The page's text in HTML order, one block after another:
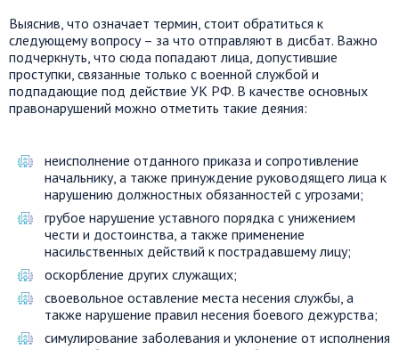
Выяснив, что означает термин, стоит обратиться к
следующему вопросу – за что отправляют в дисбат. Важно
подчеркнуть, что сюда попадают лица, допустившие
проступки, связанные только с военной службой и
подпадающие под действие УК РФ. В качестве основных
правонарушений можно отметить такие деяния:
неисполнение отданного приказа и сопротивление
начальнику, а также принуждение руководящего лица к
нарушению должностных обязанностей с угрозами;
грубое нарушение уставного порядка с унижением
чести и достоинства, а также применение
насильственных действий к пострадавшему лицу;
оскорбление других служащих;
своевольное оставление места несения службы, а
также нарушение правил несения боевого дежурства;
симулирование заболевания и уклонение от исполнения